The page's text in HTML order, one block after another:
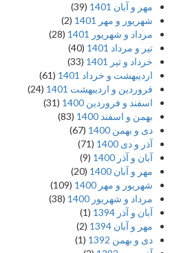
مهر و آبان 1401
(39)
شهریور و مهر 1401
(2)
مرداد و شهریور 1401
(28)
تیر و مرداد 1401
(40)
خرداد و تیر 1401
(33)
اردیبهشت و خرداد 1401
(61)
فروردین و اردیبهشت 1401
(24)
اسفند و فروردین 1400
(31)
بهمن و اسفند 1400
(83)
دی و بهمن 1400
(67)
آذر و دی 1400
(71)
آبان و آذر 1400
(9)
مهر و آبان 1400
(20)
شهریور و مهر 1400
(109)
مرداد و شهریور 1400
(38)
آبان و آذر 1394
(1)
مهر و آبان 1394
(2)
دی و بهمن 1392
(1)